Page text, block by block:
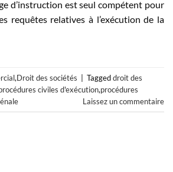
d’instruction est seul compétent pour
requêtes relatives à l’exécution de la
,Droit des sociétés Taggeddroit des
civiles d'exécution,procédures
Laissez un commentaire